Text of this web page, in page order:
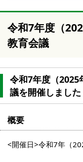
令和7年度（
教育会議
令和7年度（2025
議を開催しました
概要
<開催日>令和7年（